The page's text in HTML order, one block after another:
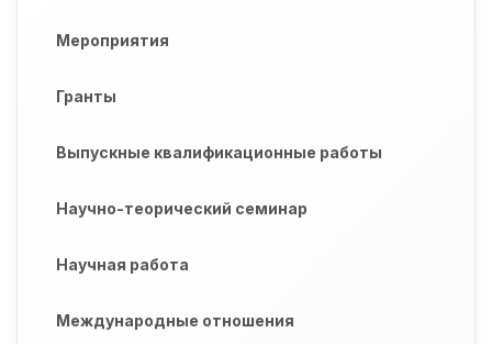
Мероприятия
Гранты
Выпускные квалификационные работы
Научно-теорический семинар
Научная работа
Международные отношения